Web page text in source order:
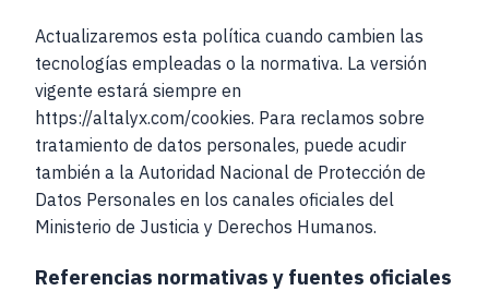
Actualizaremos esta política cuando cambien las
tecnologías empleadas o la normativa. La versión
vigente estará siempre en
https://altalyx.com/cookies. Para reclamos sobre
tratamiento de datos personales, puede acudir
también a la Autoridad Nacional de Protección de
Datos Personales en los canales oficiales del
Ministerio de Justicia y Derechos Humanos.
Referencias normativas y fuentes oficiales